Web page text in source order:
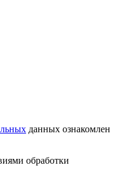
данных ознакомлен
обработки